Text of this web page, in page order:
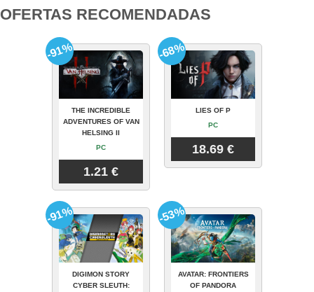
OFERTAS RECOMENDADAS
THE INCREDIBLE
ADVENTURES OF VAN
HELSING II
PC
1.21 €
-91%
LIES OF P
PC
18.69 €
-68%
DIGIMON STORY
CYBER SLEUTH:
-91%
AVATAR: FRONTIERS
OF PANDORA
-53%